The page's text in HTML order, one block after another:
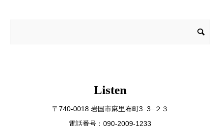
Listen
〒740-0018 岩国市麻里布町3−3−２３
電話番号：090-2009-1233